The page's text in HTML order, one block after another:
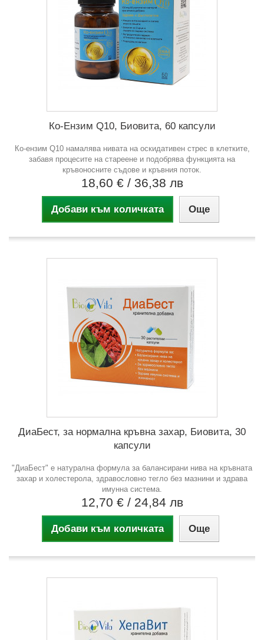
Ко-Ензим Q10, Биовита, 60 капсули
Ко-ензим Q10 намалява нивата на оскидативен стрес в клетките,
забавя процесите на стареене и подобрява функцията на
кръвоносните съдове и кръвния поток.
18,60 € / 36,38 лв
Добави към количката Още
ДиаБест, за нормална кръвна захар, Биовита, 30
капсули
"ДиаБест" е натурална формула за балансирани нива на кръвната
захар и холестерола, здравословно тегло без мазнини и здрава
имунна система.
12,70 € / 24,84 лв
Добави към количката Още